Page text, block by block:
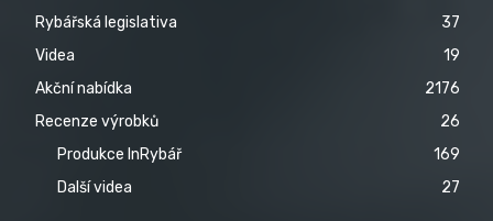
Rybářská legislativa
37
Videa
19
Akční nabídka
2176
Recenze výrobků
26
Produkce InRybář
169
Další videa
27